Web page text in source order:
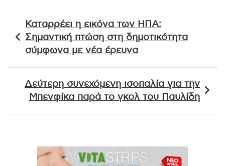
άρθρων
Καταρρέει η εικόνα των ΗΠΑ:
Σημαντική πτώση στη δημοτικότητα
σύμφωνα με νέα έρευνα
Δεύτερη συνεχόμενη ισοπαλία για την
Μπενφίκα παρά το γκολ του Παυλίδη